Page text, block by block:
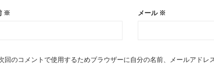
※ メール ※
回のコメントで使用するためブラウザーに自分の名前、メールアドレ